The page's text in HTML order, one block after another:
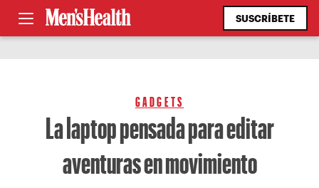
SUSCRÍBETE
GADGETS
La laptop pensada para editar
aventuras en movimiento